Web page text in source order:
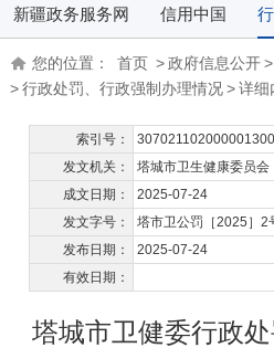
新疆政务服务网 信用中国
您的位置： 首页 >政府信息公开>
>行政处罚、行政强制办理情况>详细
索引号：
发文机关：
​塔城市卫生健康委员会
成文日期：
2025-07-24
发文字号：
塔市卫公罚［2025］2
发布日期：
2025-07-24
有效日期：
塔城市卫健委行政